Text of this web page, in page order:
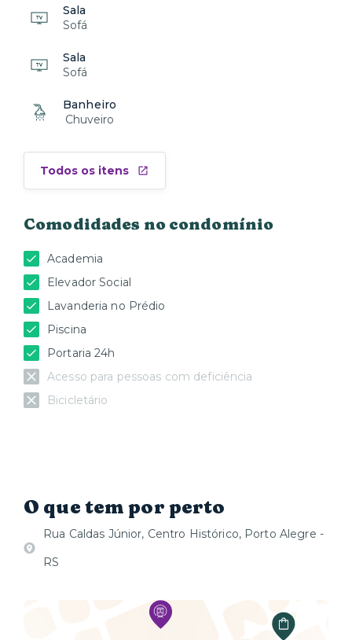
Sala
Sofá
Sala
Sofá
Banheiro
Chuveiro
Todos os itens
Comodidades no condomínio
Academia
Elevador Social
Lavanderia no Prédio
Piscina
Portaria 24h
Acesso para pessoas com deficiência
Bicicletário
O que tem por perto
Rua Caldas Júnior, Centro Histórico, Porto Alegre -
RS